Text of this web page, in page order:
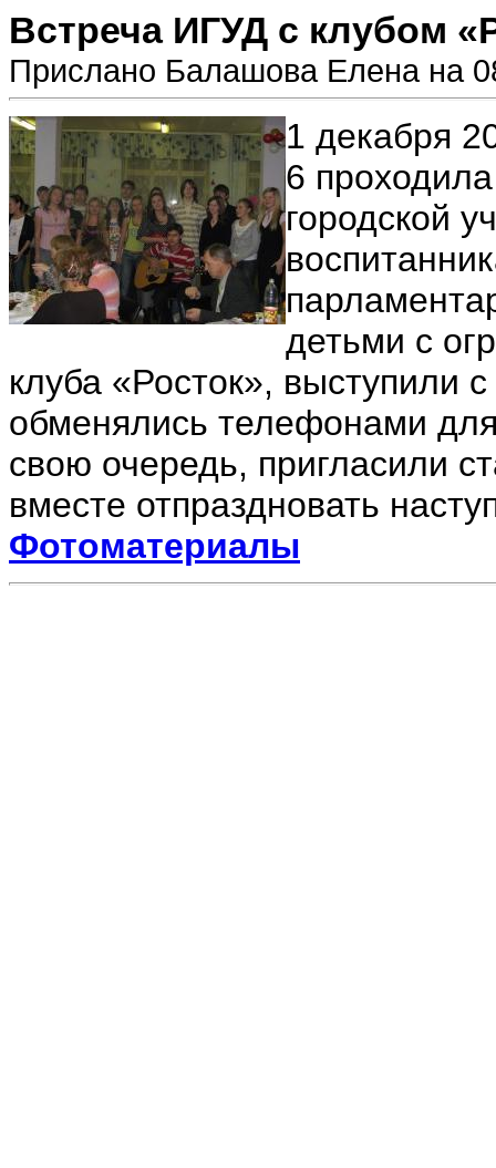
Встреча ИГУД с клубом
Прислано Балашова Елена на
1 декабря
6
городской
детьми с
клуба «Росток», выступили
обменялись телефонами
свою очередь, пригласили
вместе отпраздновать
Фотоматериалы